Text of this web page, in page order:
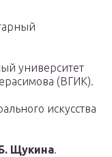
университет
(ВГИК).
искусства
Щукина.